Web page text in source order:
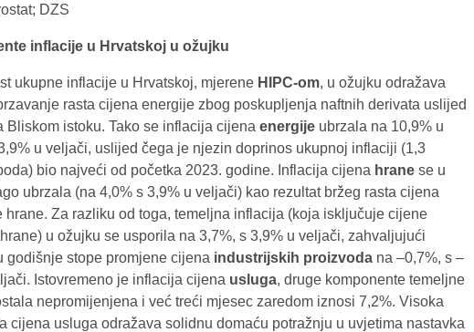
DZS
inflacije u Hrvatskoj u ožujku
ukupne inflacije u Hrvatskoj, mjerene HIPC-om, u ožujku odražava
rasta cijena energije zbog poskupljenja naftnih derivata uslijed
Bliskom istoku. Tako se inflacija cijena energije ubrzala na 10,9% u
u veljači, uslijed čega je njezin doprinos ukupnoj inflaciji (1,3
bio najveći od početka 2023. godine. Inflacija cijena hrane se u
ubrzala (na 4,0% s 3,9% u veljači) kao rezultat bržeg rasta cijena
hrane. Za razliku od toga, temeljna inflacija (koja isključuje cijene
u ožujku se usporila na 3,7%, s 3,9% u veljači, zahvaljujući
godišnje stope promjene cijena industrijskih proizvoda na –0,7%, s –
Istovremeno je inflacija cijena usluga, druge komponente temeljne
nepromijenjena i već treći mjesec zaredom iznosi 7,2%. Visoka
cijena usluga odražava solidnu domaću potražnju u uvjetima nastavka